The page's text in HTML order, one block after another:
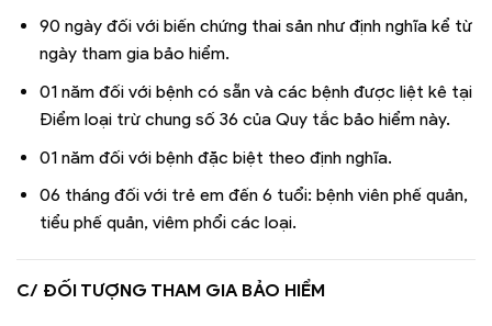
90 ngày đối với biến chứng thai sản như định nghĩa kể từ
ngày tham gia bảo hiểm.
01 năm đối với bệnh có sẵn và các bệnh được liệt kê tại
Điểm loại trừ chung số 36 của Quy tắc bảo hiểm này.
01 năm đối với bệnh đặc biệt theo định nghĩa.
06 tháng đối với trẻ em đến 6 tuổi: bệnh viên phế quản,
tiểu phế quản, viêm phổi các loại.
C/ ĐỐI TƯỢNG THAM GIA BẢO HIỂM